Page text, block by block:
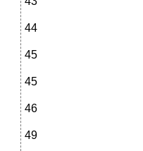
44
45
45
46
49